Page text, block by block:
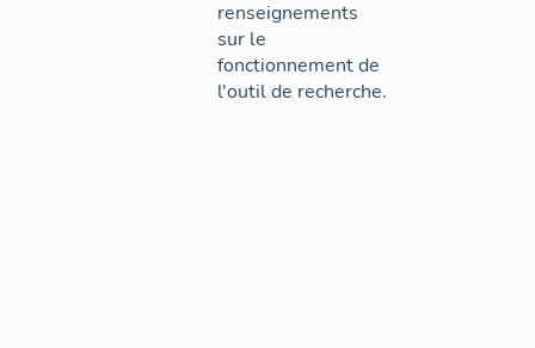
renseignements
sur le
fonctionnement de
l'outil de recherche.